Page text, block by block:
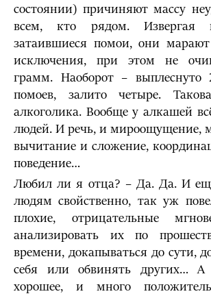
состоянии) причиняют массу
всем, кто рядом. Извергая
затаившиеся помои, они
исключения, при этом не
грамм. Наоборот – выплеснуто
помоев, залито четыре.
алкоголика. Вообще у алкашей
людей. И речь, и мироощущение,
вычитание и сложение,
поведение…
Любил ли я отца? – Да. Да. И
людям свойственно, так уж
плохие, отрицательные
анализировать их по
времени, докапываться до сути,
себя или обвинять других…
хорошее, и много